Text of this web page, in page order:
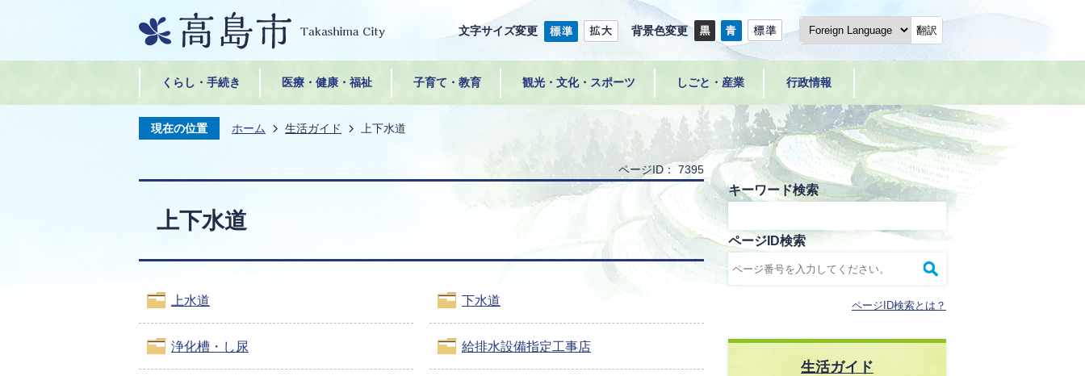
文字サイズ変更 背景色変更 翻訳
くらし・手続き 医療・健康・福祉 子育て・教育 観光・文化・スポーツ しごと・産業 行政情報
現在の位置 ホーム 生活ガイド 上下水道
ページID： 7395
上下水道
上水道 下水道
浄化槽・し尿 給排水設備指定工事店
キーワード検索
ページID検索
ページID検索とは？
生活ガイド